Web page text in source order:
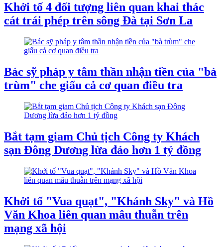
Khởi tố 4 đối tượng liên quan khai thác
cát trái phép trên sông Đà tại Sơn La
Bác sỹ pháp y tâm thần nhận tiền của "bà
trùm" che giấu cả cơ quan điều tra
Bắt tạm giam Chủ tịch Công ty Khách
sạn Đông Dương lừa đảo hơn 1 tỷ đồng
Khởi tố "Vua quạt", "Khánh Sky" và Hồ
Văn Khoa liên quan mâu thuẫn trên
mạng xã hội